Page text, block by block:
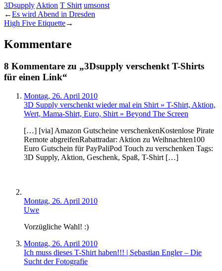
3Dsupply Aktion T Shirt umsonst
←Es wird Abend in Dresden
High Five Etiquette→
Kommentare
8 Kommentare zu „3Dsupply verschenkt T-Shirts
für einen Link“
Montag, 26. April 2010
3D Supply verschenkt wieder mal ein Shirt » T-Shirt, Aktion,
Wert, Mama-Shirt, Euro, Shirt » Beyond The Screen
[…] [via] Amazon Gutscheine verschenkenKostenlose Pirate
Remote abgreifenRabattradar: Aktion zu Weihnachten100
Euro Gutschein für PayPaliPod Touch zu verschenken Tags:
3D Supply, Aktion, Geschenk, Spaß, T-Shirt […]
Montag, 26. April 2010
Uwe
Vorzügliche Wahl! :)
Montag, 26. April 2010
Ich muss dieses T-Shirt haben!!! | Sebastian Engler – Die
Sucht der Fotografie